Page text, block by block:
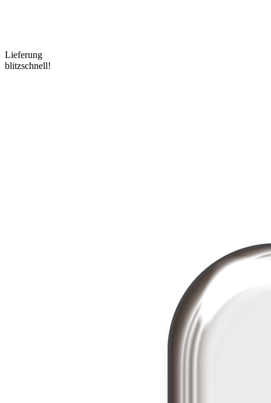
Lieferung
blitzschnell!